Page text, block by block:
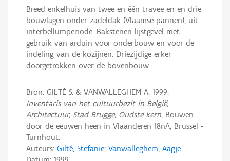
Breed enkelhuis van twee en één travee en en drie
bouwlagen onder zadeldak (Vlaamse pannen), uit
interbellumperiode. Bakstenen lijstgevel met
gebruik van arduin voor onderbouw en voor de
indeling van de kozijnen. Driezijdige erker
doorgetrokken over de bovenbouw.
Bron: GILTÉ S. & VANWALLEGHEM A. 1999:
Inventaris van het cultuurbezit in België,
Architectuur, Stad Brugge, Oudste kern, Bouwen
door de eeuwen heen in Vlaanderen 18nA, Brussel -
Turnhout.
Auteurs: Gilté, Stefanie; Vanwalleghem, Aagje